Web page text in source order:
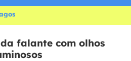
falante com olhos